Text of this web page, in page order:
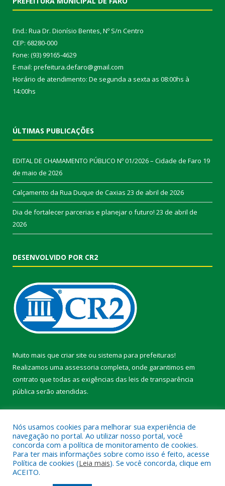
End.: Rua Dr. Dionísio Bentes, Nº S/n Centro
CEP: 68280-000
Fone: (93) 99165-4629
E-mail: prefeitura.defaro@gmail.com
Horário de atendimento: De segunda a sexta as 08:00hs à
14:00hs
ÚLTIMAS PUBLICAÇÕES
EDITAL DE CHAMAMENTO PÚBLICO Nº 01/2026 – Cidade de Faro 19
de maio de 2026
Calçamento da Rua Duque de Caxias 23 de abril de 2026
Dia de fortalecer parcerias e planejar o futuro! 23 de abril de
2026
DESENVOLVIDO POR CR2
Muito mais que criar site ou sistema para prefeituras!
Realizamos uma assessoria completa, onde garantimos em
contrato que todas as exigências das leis de transparência
pública serão atendidas.
Todos os direitos reservados a Prefeitura Municipal de Faro.
Nós usamos cookies para melhorar sua experiência de
navegação no portal. Ao utilizar nosso portal, você
concorda com a política de monitoramento de cookies.
Para ter mais informações sobre como isso é feito, acesse
Política de cookies (Leia mais). Se você concorda, clique em
ACEITO.